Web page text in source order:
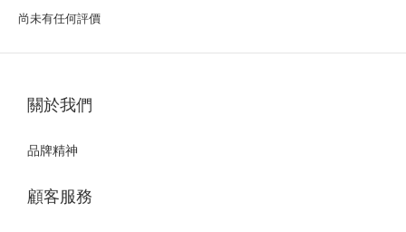
尚未有任何評價
關於我們
品牌精神
顧客服務